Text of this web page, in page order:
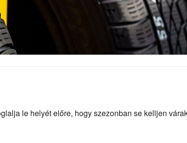
le helyét előre, hogy szezonban se kelljen